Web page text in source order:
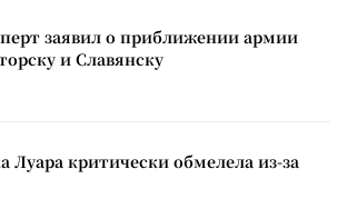
заявил о приближении армии
и Славянску
Луара критически обмелела из-за